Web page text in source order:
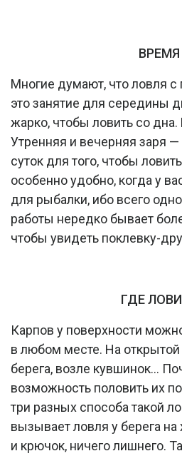
ВРЕМЯ
Многие думают, что ловля с
это занятие для середины
жарко, чтобы ловить со
Утренняя и вечерняя заря
суток для того, чтобы
особенно удобно, когда у
для рыбалки, ибо всего
работы нередко бывает
чтобы увидеть поклевку-
ГДЕ
Карпов у поверхности
в любом месте. На открытой
берега, возле кувшинок…
возможность половить их
три разных способа такой
вызывает ловля у берега на
и крючок, ничего лишнего.